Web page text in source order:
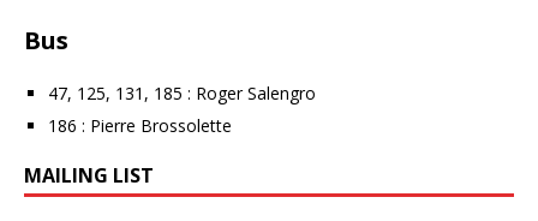
Bus
47, 125, 131, 185 : Roger Salengro
186 : Pierre Brossolette
MAILING LIST